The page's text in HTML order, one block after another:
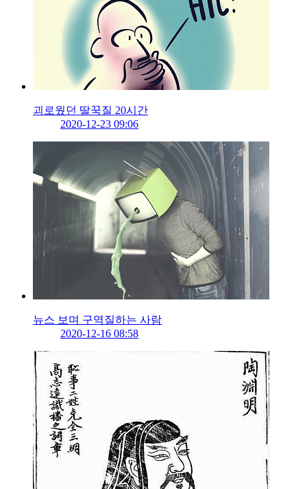
괴로웠던 딸꾹질 20시간
2020-12-23 09:06
뉴스 보며 구역질하는 사람
2020-12-16 08:58